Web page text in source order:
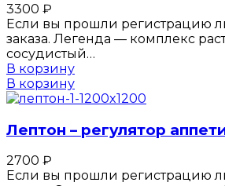
3300 ₽
Если вы прошли регистрацию
заказа. Легенда — комплекс
сосудистый…
В корзину
В корзину
Лептон – регулятор
2700 ₽
Если вы прошли регистрацию